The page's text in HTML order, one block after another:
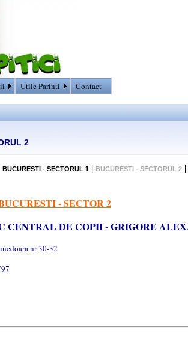
Utile Parinti Contact
2
BUCURESTI - SECTORUL 1| BUCURESTI - SECTORUL 2|
- SECTOR 2
CENTRAL DE COPII - GRIGORE
nr 30-32